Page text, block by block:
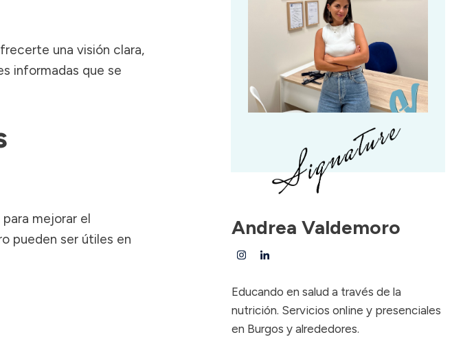
una visión clara,
informadas que se
mejorar el
pueden ser útiles en
Andrea Valdemoro
Educando en salud a través de la
nutrición. Servicios online y presenciales
en Burgos y alrededores.